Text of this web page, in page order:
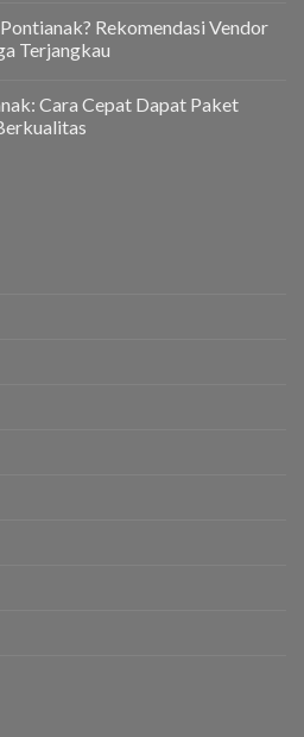
Rekomendasi Vendor
Terjangkau
Cara Cepat Dapat Paket